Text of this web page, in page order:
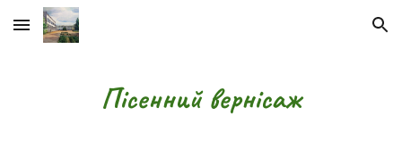
Skip to main content Skip to navigation
Пісенний вернісаж